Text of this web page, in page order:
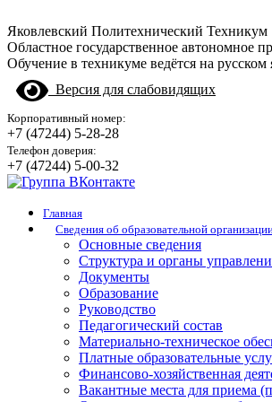
Яковлевский Политехнический Техникум
Областное государственное автономное
Обучение в техникуме ведётся на русском
Версия для слабовидящих
Корпоративный номер:
+7 (47244) 5-28-28
Телефон доверия:
+7 (47244) 5-00-32
Главная
Сведения об образовательной
Основные сведения
Структура и органы
Документы
Образование
Руководство
Педагогический состав
Материально-техническое
Платные образовательные
Финансово-хозяйственная
Вакантные места для приема